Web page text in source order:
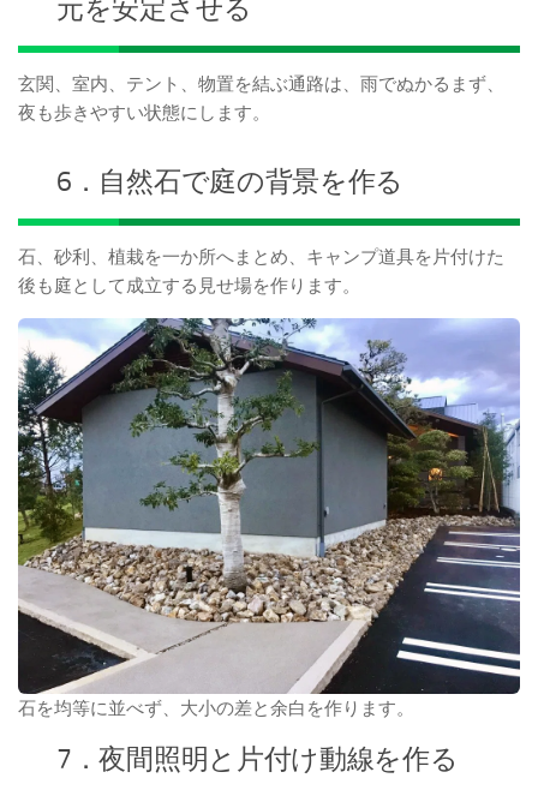
元を安定させる
玄関、室内、テント、物置を結ぶ通路は、雨でぬかるまず、
夜も歩きやすい状態にします。
6．自然石で庭の背景を作る
石、砂利、植栽を一か所へまとめ、キャンプ道具を片付けた
後も庭として成立する見せ場を作ります。
石を均等に並べず、大小の差と余白を作ります。
7．夜間照明と片付け動線を作る